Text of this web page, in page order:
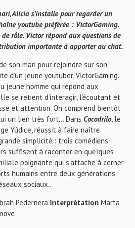
Alicia s’installe pour regarder un
youtube préférée : VictorGaming.
rôle. Victor répond aux questions de
importante à apporter au chat.
son mari pour rejoindre sur son
d’un jeune youtuber, VictorGaming.
jeune homme qui répond aux
se retient d’interagir, l’écoutant et
et attention. On comprend bientôt
un lien très fort… Dans Cocodrilo, le
Yúdice, réussit à faire naître
simplicité : trois comédiens
suffisent à raconter en quelques
poignante qui s’attache à cerner
humains entre deux générations
sociaux..
Pedernera Interprétation Marta